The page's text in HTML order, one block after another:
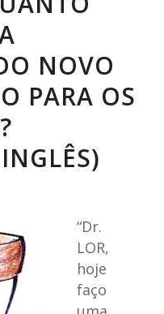
NOVO
PARA OS
“Dr.
LOR,
hoje
faço